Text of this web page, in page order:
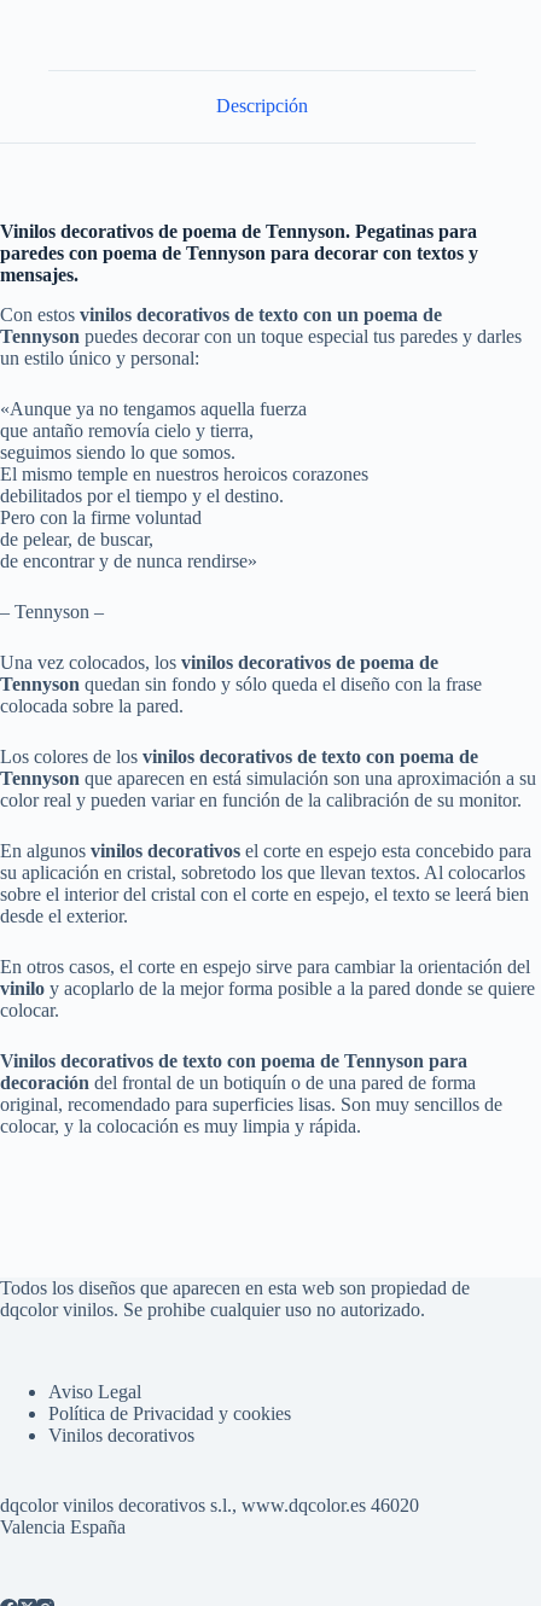
Descripción
Vinilos decorativos de poema de Tennyson. Pegatinas para
paredes con poema de Tennyson para decorar con textos y
mensajes.
Con estos vinilos decorativos de texto con un poema de
Tennyson puedes decorar con un toque especial tus paredes y darles
un estilo único y personal:
«Aunque ya no tengamos aquella fuerza
que antaño removía cielo y tierra,
seguimos siendo lo que somos.
El mismo temple en nuestros heroicos corazones
debilitados por el tiempo y el destino.
Pero con la firme voluntad
de pelear, de buscar,
de encontrar y de nunca rendirse»
– Tennyson –
Una vez colocados, los vinilos decorativos de poema de
Tennyson quedan sin fondo y sólo queda el diseño con la frase
colocada sobre la pared.
Los colores de los vinilos decorativos de texto con poema de
Tennyson que aparecen en está simulación son una aproximación a su
color real y pueden variar en función de la calibración de su monitor.
En algunos vinilos decorativos el corte en espejo esta concebido para
su aplicación en cristal, sobretodo los que llevan textos. Al colocarlos
sobre el interior del cristal con el corte en espejo, el texto se leerá bien
desde el exterior.
En otros casos, el corte en espejo sirve para cambiar la orientación del
vinilo y acoplarlo de la mejor forma posible a la pared donde se quiere
colocar.
Vinilos decorativos de texto con poema de Tennyson para
decoración del frontal de un botiquín o de una pared de forma
original, recomendado para superficies lisas. Son muy sencillos de
colocar, y la colocación es muy limpia y rápida.
Todos los diseños que aparecen en esta web son propiedad de
dqcolor vinilos. Se prohibe cualquier uso no autorizado.
Aviso Legal
Política de Privacidad y cookies
Vinilos decorativos
dqcolor vinilos decorativos s.l., www.dqcolor.es 46020
Valencia España